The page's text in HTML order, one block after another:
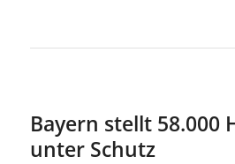
Bayern stellt 58.000
unter Schutz